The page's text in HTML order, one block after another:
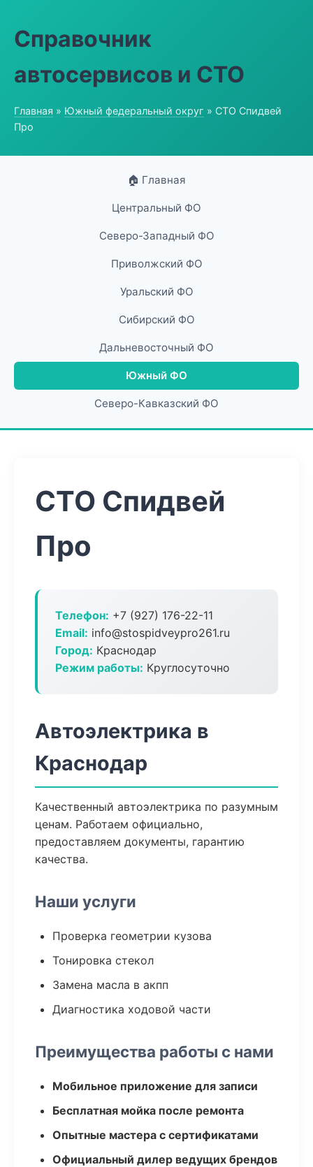
Справочник
автосервисов и СТО
Главная » Южный федеральный округ » СТО Спидвей
Про
🏠 Главная
Центральный ФО
Северо-Западный ФО
Приволжский ФО
Уральский ФО
Сибирский ФО
Дальневосточный ФО
Южный ФО
Северо-Кавказский ФО
СТО Спидвей
Про
Телефон: +7 (927) 176-22-11
Email: info@stospidveypro261.ru
Город: Краснодар
Режим работы: Круглосуточно
Автоэлектрика в
Краснодар
Качественный автоэлектрика по разумным
ценам. Работаем официально,
предоставляем документы, гарантию
качества.
Наши услуги
Проверка геометрии кузова
Тонировка стекол
Замена масла в акпп
Диагностика ходовой части
Преимущества работы с нами
Мобильное приложение для записи
Бесплатная мойка после ремонта
Опытные мастера с сертификатами
Официальный дилер ведущих брендов